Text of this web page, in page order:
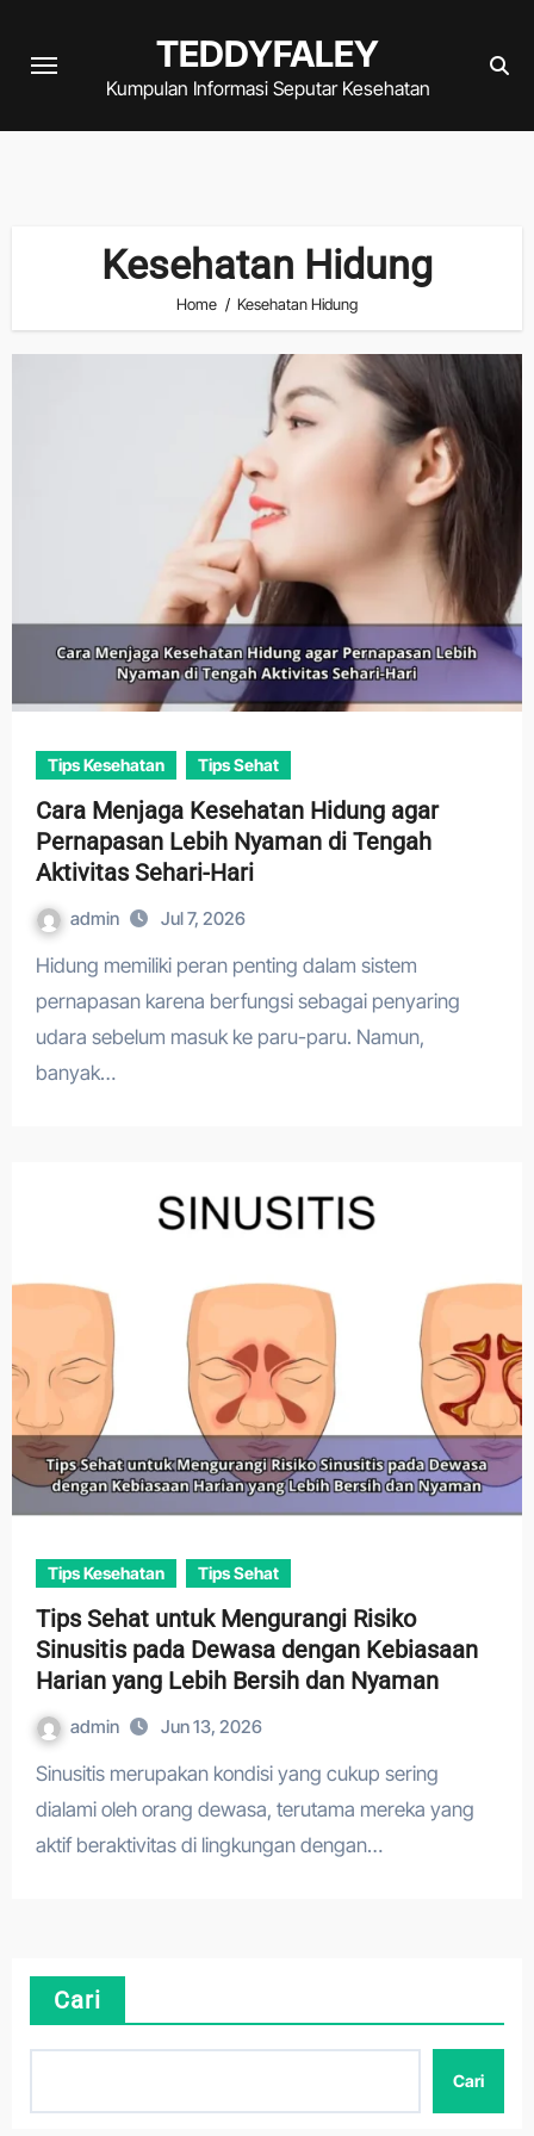
TEDDYFALEY
Kumpulan Informasi Seputar Kesehatan
Kesehatan Hidung
Home Kesehatan Hidung
Tips Kesehatan Tips Sehat
Cara Menjaga Kesehatan Hidung agar
Pernapasan Lebih Nyaman di Tengah
Aktivitas Sehari-Hari
admin Jul 7, 2026
Hidung memiliki peran penting dalam sistem
pernapasan karena berfungsi sebagai penyaring
udara sebelum masuk ke paru-paru. Namun,
banyak…
Tips Kesehatan Tips Sehat
Tips Sehat untuk Mengurangi Risiko
Sinusitis pada Dewasa dengan Kebiasaan
Harian yang Lebih Bersih dan Nyaman
admin Jun 13, 2026
Sinusitis merupakan kondisi yang cukup sering
dialami oleh orang dewasa, terutama mereka yang
aktif beraktivitas di lingkungan dengan…
Cari
Cari